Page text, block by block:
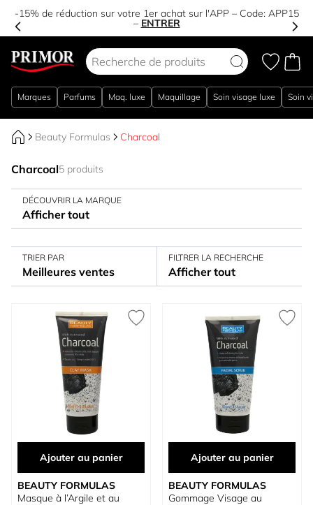
-15% de réduction sur votre 1er achat sur l'APP – Code: APP15
– ENTRER
Marques Parfums Maq. luxe Maquillage Soin visage luxe Soin
Beauty Formulas Charcoal
Charcoal5 produits
DÉCOUVRIR LA MARQUE
Afficher tout
TRIER PAR
Meilleures ventes
FILTRER LA RECHERCHE
Afficher tout
Ajouter au panier
BEAUTY FORMULAS
Masque à l’Argile et au
Ajouter au panier
BEAUTY FORMULAS
Gommage Visage au